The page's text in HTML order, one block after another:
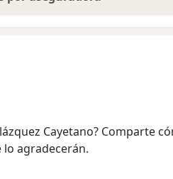
Cayetano? Comparte
lo agradecerán.